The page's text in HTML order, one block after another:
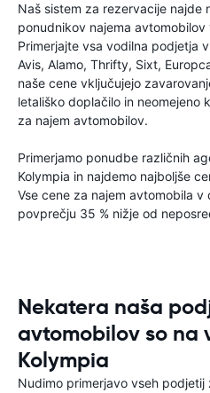
Naš sistem za rezervacije najde
ponudnikov najema avtomobilov
Primerjajte vsa vodilna podjetja
Avis, Alamo, Thrifty, Sixt,
naše cene vključujejo
letališko doplačilo in neomejeno
za najem avtomobilov.
Primerjamo ponudbe različnih
Kolympia in najdemo najboljše
Vse cene za najem avtomobila v
povprečju 35 % nižje od
Nekatera naša
avtomobilov so na
Kolympia
Nudimo primerjavo vseh